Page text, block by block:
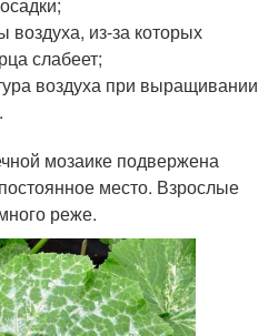
из-за которых
слабеет;
воздуха при выращивании
мозаике подвержена
место. Взрослые
реже.